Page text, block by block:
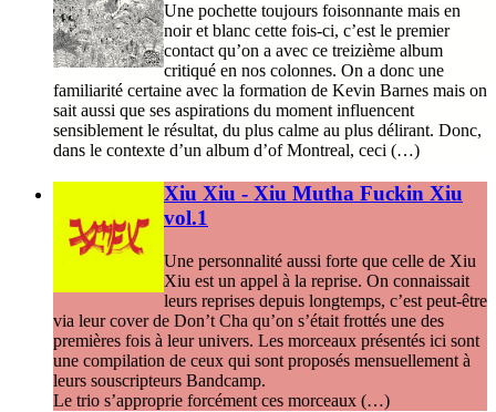
Une pochette toujours foisonnante mais en
noir et blanc cette fois-ci, c’est le premier
contact qu’on a avec ce treizième album
critiqué en nos colonnes. On a donc une
familiarité certaine avec la formation de Kevin Barnes mais on
sait aussi que ses aspirations du moment influencent
sensiblement le résultat, du plus calme au plus délirant. Donc,
dans le contexte d’un album d’of Montreal, ceci (…)
Xiu Xiu - Xiu Mutha Fuckin Xiu
vol.1
Une personnalité aussi forte que celle de Xiu
Xiu est un appel à la reprise. On connaissait
leurs reprises depuis longtemps, c’est peut-être
via leur cover de Don’t Cha qu’on s’était frottés une des
premières fois à leur univers. Les morceaux présentés ici sont
une compilation de ceux qui sont proposés mensuellement à
leurs souscripteurs Bandcamp.
Le trio s’approprie forcément ces morceaux (…)